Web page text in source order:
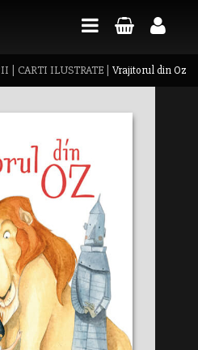
CARTI ILUSTRATE| Vrajitorul din Oz